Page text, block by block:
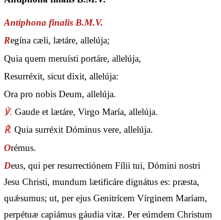
Antiphona finalis B.M.V.
Regína cæli, lætáre, allelúja;
Quia quem meruísti portáre, allelúja,
Resurréxit, sicut dixit, allelúja:
Ora pro nobis Deum, allelúja.
℣. Gaude et lætáre, Virgo María, allelúja.
℟. Quia surréxit Dóminus vere, allelúja.
Orémus.
Deus, qui per resurrectiónem Fílii tui, Dómini nostri
Jesu Christi, mundum lætificáre dignátus es: præsta,
quǽsumus; ut, per ejus Genitrícem Vírginem Maríam,
perpétuæ capiámus gáudia vitæ. Per eúmdem Christum